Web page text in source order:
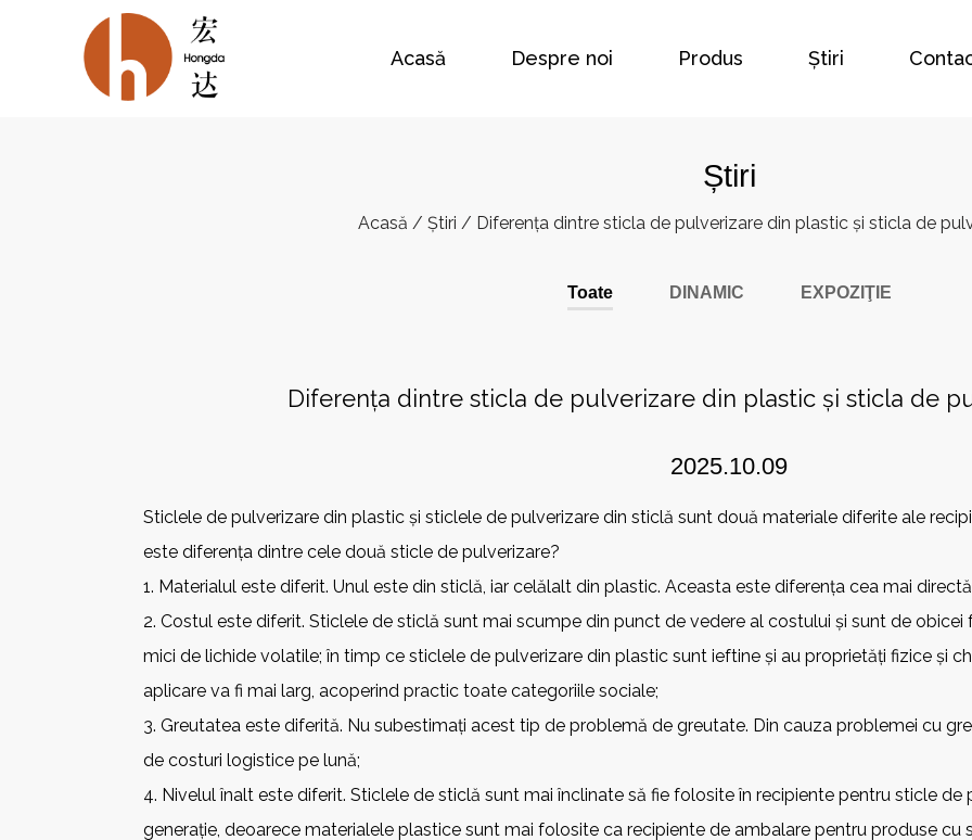
Acasă Despre noi Produs Știri
Știri
Acasă / Știri / Diferența dintre sticla de pulverizare din plastic și sticla de
Toate DINAMIC EXPOZIŢIE
Diferența dintre sticla de pulverizare din plastic și sticla de
2025.10.09
Sticlele de pulverizare din plastic și sticlele de pulverizare din sticlă sunt două materiale diferite ale
este diferența dintre cele două sticle de pulverizare?
1. Materialul este diferit. Unul este din sticlă, iar celălalt din plastic. Aceasta este diferența cea mai
2. Costul este diferit. Sticlele de sticlă sunt mai scumpe din punct de vedere al costului și sunt de
mici de lichide volatile; în timp ce sticlele de pulverizare din plastic sunt ieftine și au proprietăți fizice și
aplicare va fi mai larg, acoperind practic toate categoriile sociale;
3. Greutatea este diferită. Nu subestimați acest tip de problemă de greutate. Din cauza problemei cu
de costuri logistice pe lună;
4. Nivelul înalt este diferit. Sticlele de sticlă sunt mai înclinate să fie folosite în recipiente pentru sticle
generație, deoarece materialele plastice sunt mai folosite ca recipiente de ambalare pentru produse cu